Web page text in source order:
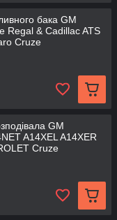
бака GM
Regal & Cadillac ATS
Cruze
GM
A14XEL A14XER
Cruze